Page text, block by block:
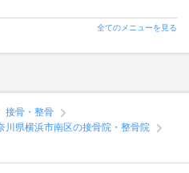
全てのメニューを見る
接骨・整骨
川県横浜市南区の接骨院・整骨院